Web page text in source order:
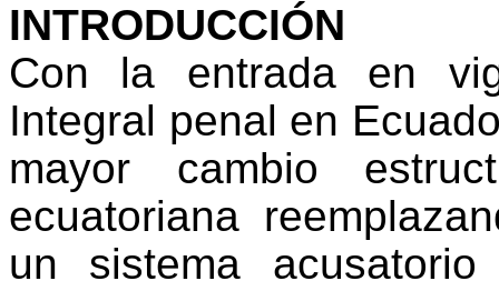
INTRODUCCIÓN
Con la entrada en
Integral penal en
mayor cambio
ecuatoriana
un sistema acusatorio